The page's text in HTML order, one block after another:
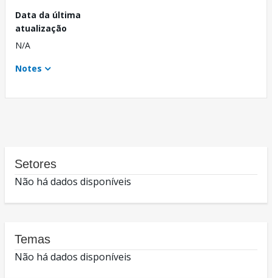
Data da última
atualização
N/A
Notes
Setores
Não há dados disponíveis
Temas
Não há dados disponíveis